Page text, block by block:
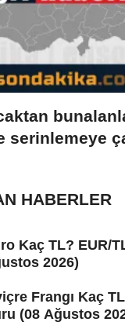
serinlemeye
HABERLER
Kaç TL? EUR/
2026)
Frangı Kaç
(08 Ağustos